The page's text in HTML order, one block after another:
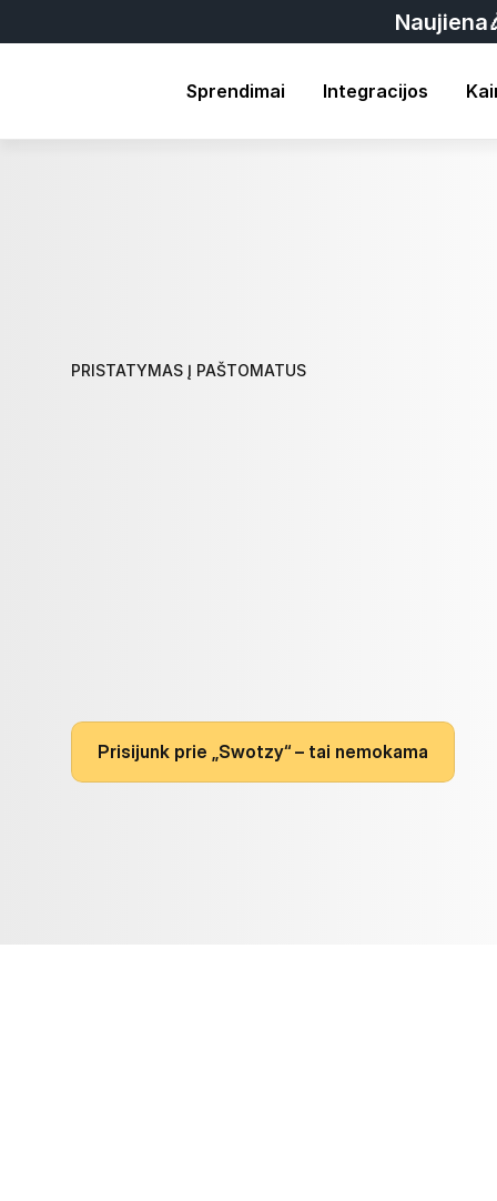
Naujiena
Sprendimai Integracijos
PRISTATYMAS Į PAŠTOMATUS
vežėjus kada tik patogu – be jokių atskirų
Prisijunk prie „Swotzy“ – tai nemokama